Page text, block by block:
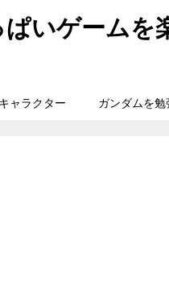
ぱいゲームを
ャラクター ガンダムを勉